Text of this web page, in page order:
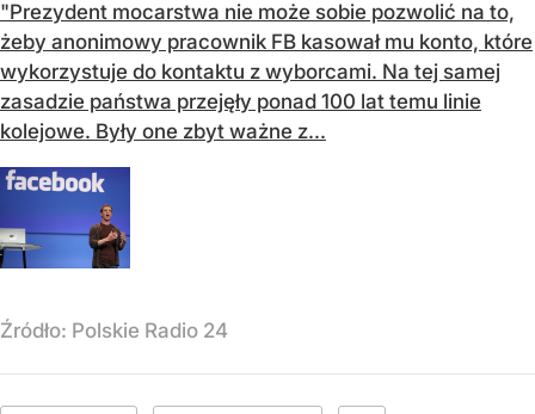
"Prezydent mocarstwa nie może sobie pozwolić na to,
żeby anonimowy pracownik FB kasował mu konto, które
wykorzystuje do kontaktu z wyborcami. Na tej samej
zasadzie państwa przejęły ponad 100 lat temu linie
kolejowe. Były one zbyt ważne z...
Źródło: Polskie Radio 24